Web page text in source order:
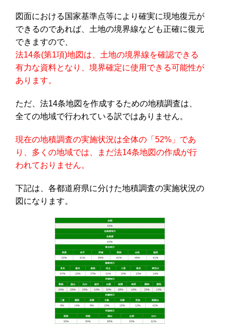
図面における国家基準点等により確実に現地復元が
できるのであれば、土地の境界線なども正確に復元
できますので、
法14条(第1項)地図は、土地の境界線を確認できる
有力な資料となり、境界確定に使用できる可能性が
あります。
ただ、法14条地図を作成するための地積調査は、
全ての地域で行われている訳ではありません。
現在の地積調査の実施状況は全体の「52%」であ
り、多くの地域では、まだ法14条地図の作成が行
われておりません。
下記は、各都道府県に分けた地積調査の実施状況の
図になります。